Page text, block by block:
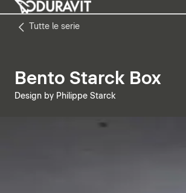
Tutte le serie
Bento Starck Box
Design by Philippe Starck